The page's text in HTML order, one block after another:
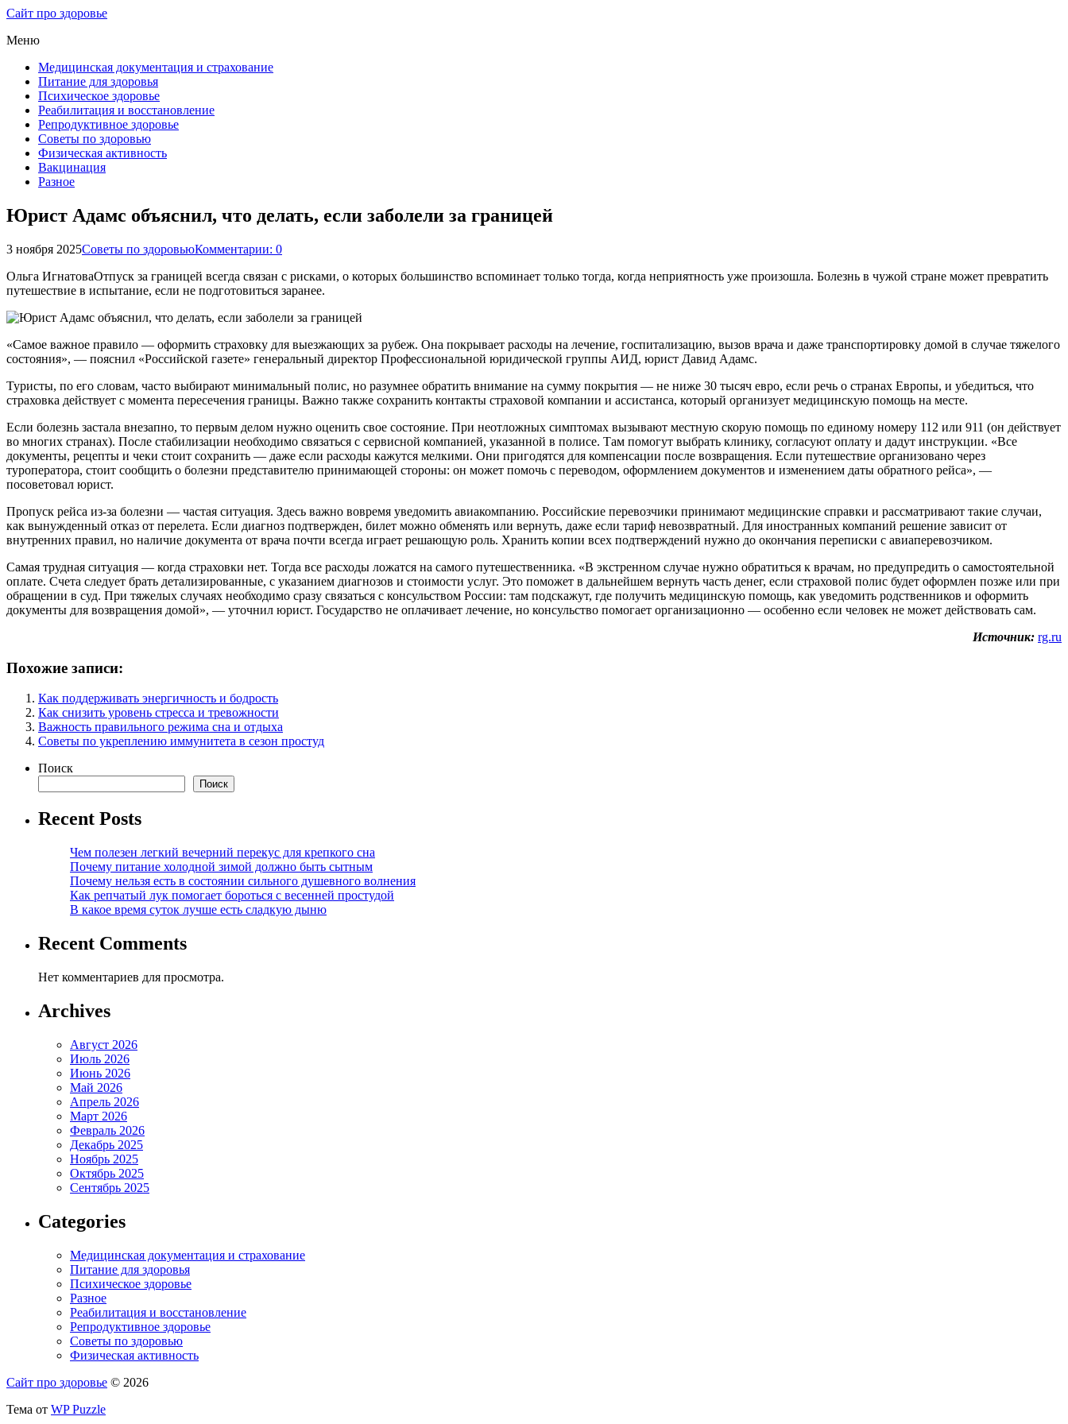
Сайт про здоровье
Меню
Медицинская документация и страхование
Питание для здоровья
Психическое здоровье
Реабилитация и восстановление
Репродуктивное здоровье
Советы по здоровью
Физическая активность
Вакцинация
Разное
Юрист Адамс объяснил, что делать, если заболели за границей
3 ноября 2025Советы по здоровьюКомментарии: 0
Ольга ИгнатоваОтпуск за границей всегда связан с рисками, о которых большинство вспоминает только тогда, когда неприятность уже произошла. Болезнь в чужой стране может превратить
путешествие в испытание, если не подготовиться заранее.
«Самое важное правило — оформить страховку для выезжающих за рубеж. Она покрывает расходы на лечение, госпитализацию, вызов врача и даже транспортировку домой в случае тяжелого
состояния», — пояснил «Российской газете» генеральный директор Профессиональной юридической группы АИД, юрист Давид Адамс.
Туристы, по его словам, часто выбирают минимальный полис, но разумнее обратить внимание на сумму покрытия — не ниже 30 тысяч евро, если речь о странах Европы, и убедиться, что
страховка действует с момента пересечения границы. Важно также сохранить контакты страховой компании и ассистанса, который организует медицинскую помощь на месте.
Если болезнь застала внезапно, то первым делом нужно оценить свое состояние. При неотложных симптомах вызывают местную скорую помощь по единому номеру 112 или 911 (он действует
во многих странах). После стабилизации необходимо связаться с сервисной компанией, указанной в полисе. Там помогут выбрать клинику, согласуют оплату и дадут инструкции. «Все
документы, рецепты и чеки стоит сохранить — даже если расходы кажутся мелкими. Они пригодятся для компенсации после возвращения. Если путешествие организовано через
туроператора, стоит сообщить о болезни представителю принимающей стороны: он может помочь с переводом, оформлением документов и изменением даты обратного рейса», —
посоветовал юрист.
Пропуск рейса из-за болезни — частая ситуация. Здесь важно вовремя уведомить авиакомпанию. Российские перевозчики принимают медицинские справки и рассматривают такие случаи,
как вынужденный отказ от перелета. Если диагноз подтвержден, билет можно обменять или вернуть, даже если тариф невозвратный. Для иностранных компаний решение зависит от
внутренних правил, но наличие документа от врача почти всегда играет решающую роль. Хранить копии всех подтверждений нужно до окончания переписки с авиаперевозчиком.
Самая трудная ситуация — когда страховки нет. Тогда все расходы ложатся на самого путешественника. «В экстренном случае нужно обратиться к врачам, но предупредить о самостоятельной
оплате. Счета следует брать детализированные, с указанием диагнозов и стоимости услуг. Это поможет в дальнейшем вернуть часть денег, если страховой полис будет оформлен позже или при
обращении в суд. При тяжелых случаях необходимо сразу связаться с консульством России: там подскажут, где получить медицинскую помощь, как уведомить родственников и оформить
документы для возвращения домой», — уточнил юрист. Государство не оплачивает лечение, но консульство помогает организационно — особенно если человек не может действовать сам.
Источник: rg.ru
Похожие записи:
Как поддерживать энергичность и бодрость
Как снизить уровень стресса и тревожности
Важность правильного режима сна и отдыха
Советы по укреплению иммунитета в сезон простуд
Поиск
Поиск
Recent Posts
Чем полезен легкий вечерний перекус для крепкого сна
Почему питание холодной зимой должно быть сытным
Почему нельзя есть в состоянии сильного душевного волнения
Как репчатый лук помогает бороться с весенней простудой
В какое время суток лучше есть сладкую дыню
Recent Comments
Нет комментариев для просмотра.
Archives
Август 2026
Июль 2026
Июнь 2026
Май 2026
Апрель 2026
Март 2026
Февраль 2026
Декабрь 2025
Ноябрь 2025
Октябрь 2025
Сентябрь 2025
Categories
Медицинская документация и страхование
Питание для здоровья
Психическое здоровье
Разное
Реабилитация и восстановление
Репродуктивное здоровье
Советы по здоровью
Физическая активность
Сайт про здоровье © 2026
Тема от WP Puzzle